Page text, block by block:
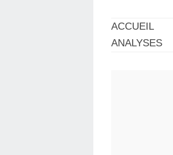
ACCUEIL
ANALYSES